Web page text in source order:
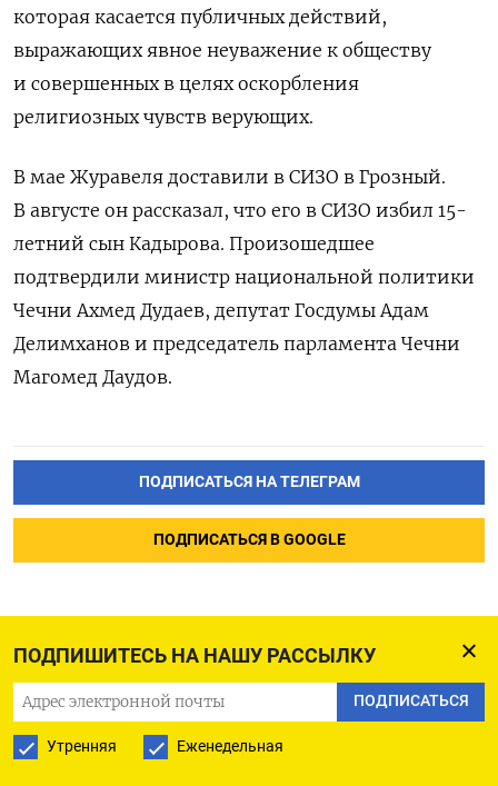
ПОДПИШИТЕСЬ НА НАШУ РАССЫЛКУ
ПОДПИСАТЬСЯ
Утренняя Еженедельная
которая касается публичных действий,
выражающих явное неуважение к обществу
и совершенных в целях оскорбления
религиозных чувств верующих.
В мае Журавеля доставили в СИЗО в Грозный.
В августе он рассказал, что его в СИЗО избил 15-
летний сын Кадырова. Произошедшее
подтвердили министр национальной политики
Чечни Ахмед Дудаев, депутат Госдумы Адам
Делимханов и председатель парламента Чечни
Магомед Даудов.
ПОДПИСАТЬСЯ НА ТЕЛЕГРАМ
ПОДПИСАТЬСЯ В GOOGLE
Крупнейший в Китае
производитель бытовой
техники решил закрыть